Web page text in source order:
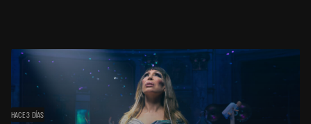
HACE 3 DÍAS